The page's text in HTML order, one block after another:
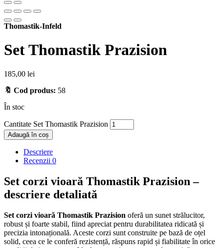
Thomastik-Infeld
Set Thomastik Prazision
185,00 lei
🔖 Cod produs: 58
În stoc
Cantitate Set Thomastik Prazision
Adaugă în coș
Descriere
Recenzii 0
Set corzi vioară Thomastik Prazision –
descriere detaliată
Set corzi vioară Thomastik Prazision oferă un sunet strălucitor,
robust și foarte stabil, fiind apreciat pentru durabilitatea ridicată și
precizia intonațională. Aceste corzi sunt construite pe bază de oțel
solid, ceea ce le conferă rezistență, răspuns rapid și fiabilitate în orice